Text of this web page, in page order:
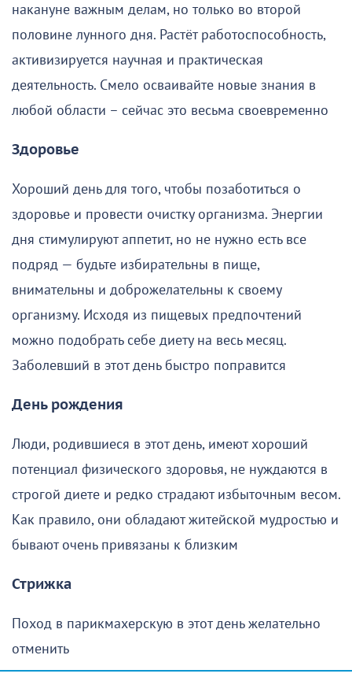
накануне важным делам, но только во второй
половине лунного дня. Растёт работоспособность,
активизируется научная и практическая
деятельность. Смело осваивайте новые знания в
любой области – сейчас это весьма своевременно
Здоровье
Хороший день для того, чтобы позаботиться о
здоровье и провести очистку организма. Энергии
дня стимулируют аппетит, но не нужно есть все
подряд — будьте избирательны в пище,
внимательны и доброжелательны к своему
организму. Исходя из пищевых предпочтений
можно подобрать себе диету на весь месяц.
Заболевший в этот день быстро поправится
День рождения
Люди, родившиеся в этот день, имеют хороший
потенциал физического здоровья, не нуждаются в
строгой диете и редко страдают избыточным весом.
Как правило, они обладают житейской мудростью и
бывают очень привязаны к близким
Стрижка
Поход в парикмахерскую в этот день желательно
отменить